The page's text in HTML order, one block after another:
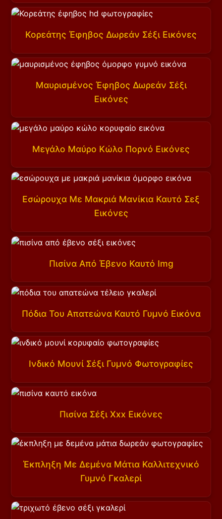
Κορεάτης Έφηβος Δωρεάν Σέξι Εικόνες
Μαυρισμένος Έφηβος Δωρεάν Σέξι
Εικόνες
Μεγάλο Μαύρο Κώλο Πορνό Εικόνες
Εσώρουχα Με Μακριά Μανίκια Καυτό Σεξ
Εικόνες
Πισίνα Από Έβενο Καυτό Img
Πόδια Του Απατεώνα Καυτό Γυμνό Εικόνα
Ινδικό Μουνί Σέξι Γυμνό Φωτογραφίες
Πισίνα Σέξι Xxx Εικόνες
Έκπληξη Με Δεμένα Μάτια Καλλιτεχνικό
Γυμνό Γκαλερί